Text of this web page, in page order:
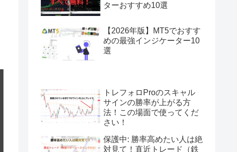
ターおすすめ10選
【2026年版】MT5でおすす
めの最強インジケーター10
選
トレフォロProのスキャル
サインの勝率が上がる方
法！この場面で使ってくだ
さい！
保護中: 勝率高めたい人は絶
対見て！直近トレード（鉄